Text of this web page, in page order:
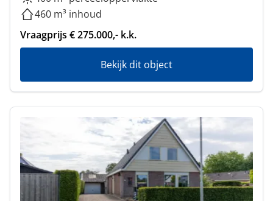
460 m³ inhoud
Vraagprijs € 275.000,- k.k.
Bekijk dit object